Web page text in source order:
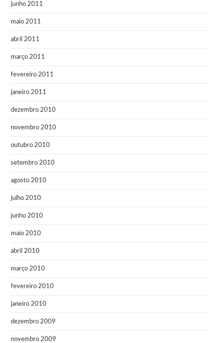
junho 2011
maio 2011
abril 2011
março 2011
fevereiro 2011
janeiro 2011
dezembro 2010
novembro 2010
outubro 2010
setembro 2010
agosto 2010
julho 2010
junho 2010
maio 2010
abril 2010
março 2010
fevereiro 2010
janeiro 2010
dezembro 2009
novembro 2009